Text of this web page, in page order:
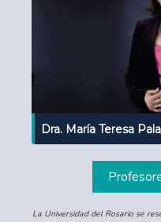
Dra. María Teresa
La Universidad del Rosario se